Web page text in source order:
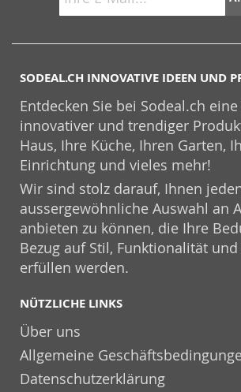
SODEAL.CH INNOVATIVE IDEEN UND
Entdecken Sie bei Sodeal.ch
innovativer und trendiger
Haus, Ihre Küche, Ihren Garten,
Einrichtung und vieles mehr!
Wir sind stolz darauf, Ihnen
aussergewöhnliche Auswahl an
anbieten zu können, die Ihre
Bezug auf Stil, Funktionalität und
erfüllen werden.
NÜTZLICHE LINKS
Über uns
Allgemeine
Datenschutzerklärung